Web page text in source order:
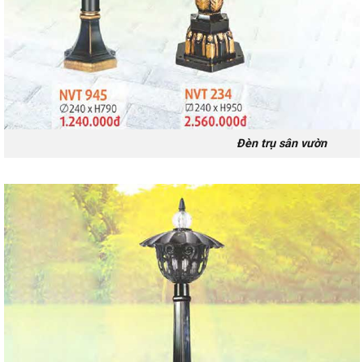
Đèn trụ sân vườn